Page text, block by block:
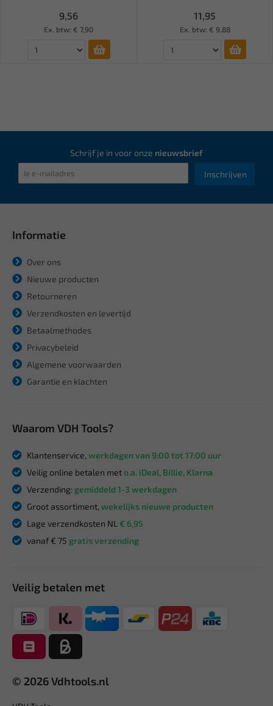
9,56
Ex. btw: € 7,90
11,95
Ex. btw: € 9,88
Schrijf je in voor onze nieuwsbrief
Inschrijven
Informatie
Over ons
Nieuwe producten
Retourneren
Verzendkosten en levertijd
Betaalmethodes
Privacybeleid
Algemene voorwaarden
Garantie en klachten
Waarom VDH Tools?
Klantenservice, werkdagen van 9:00 tot 17:00 uur
Veilig online betalen meto.a. iDeal, Billie, Klarna
Verzending: gemiddeld 1-3 werkdagen
Groot assortiment, wekelijks nieuwe producten
Lage verzendkosten NL € 6,95
vanaf € 75 gratis verzending
Veilig betalen met
© 2026 Vdhtools.nl